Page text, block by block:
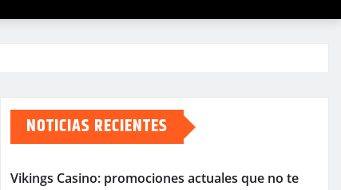
NOTICIAS RECIENTES
Vikings Casino: promociones actuales que no te